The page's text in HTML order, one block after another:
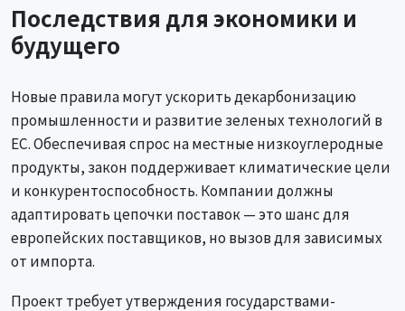
Последствия для экономики и
будущего
Новые правила могут ускорить декарбонизацию
промышленности и развитие зеленых технологий в
ЕС. Обеспечивая спрос на местные низкоуглеродные
продукты, закон поддерживает климатические цели
и конкурентоспособность. Компании должны
адаптировать цепочки поставок — это шанс для
европейских поставщиков, но вызов для зависимых
от импорта.
Проект требует утверждения государствами-